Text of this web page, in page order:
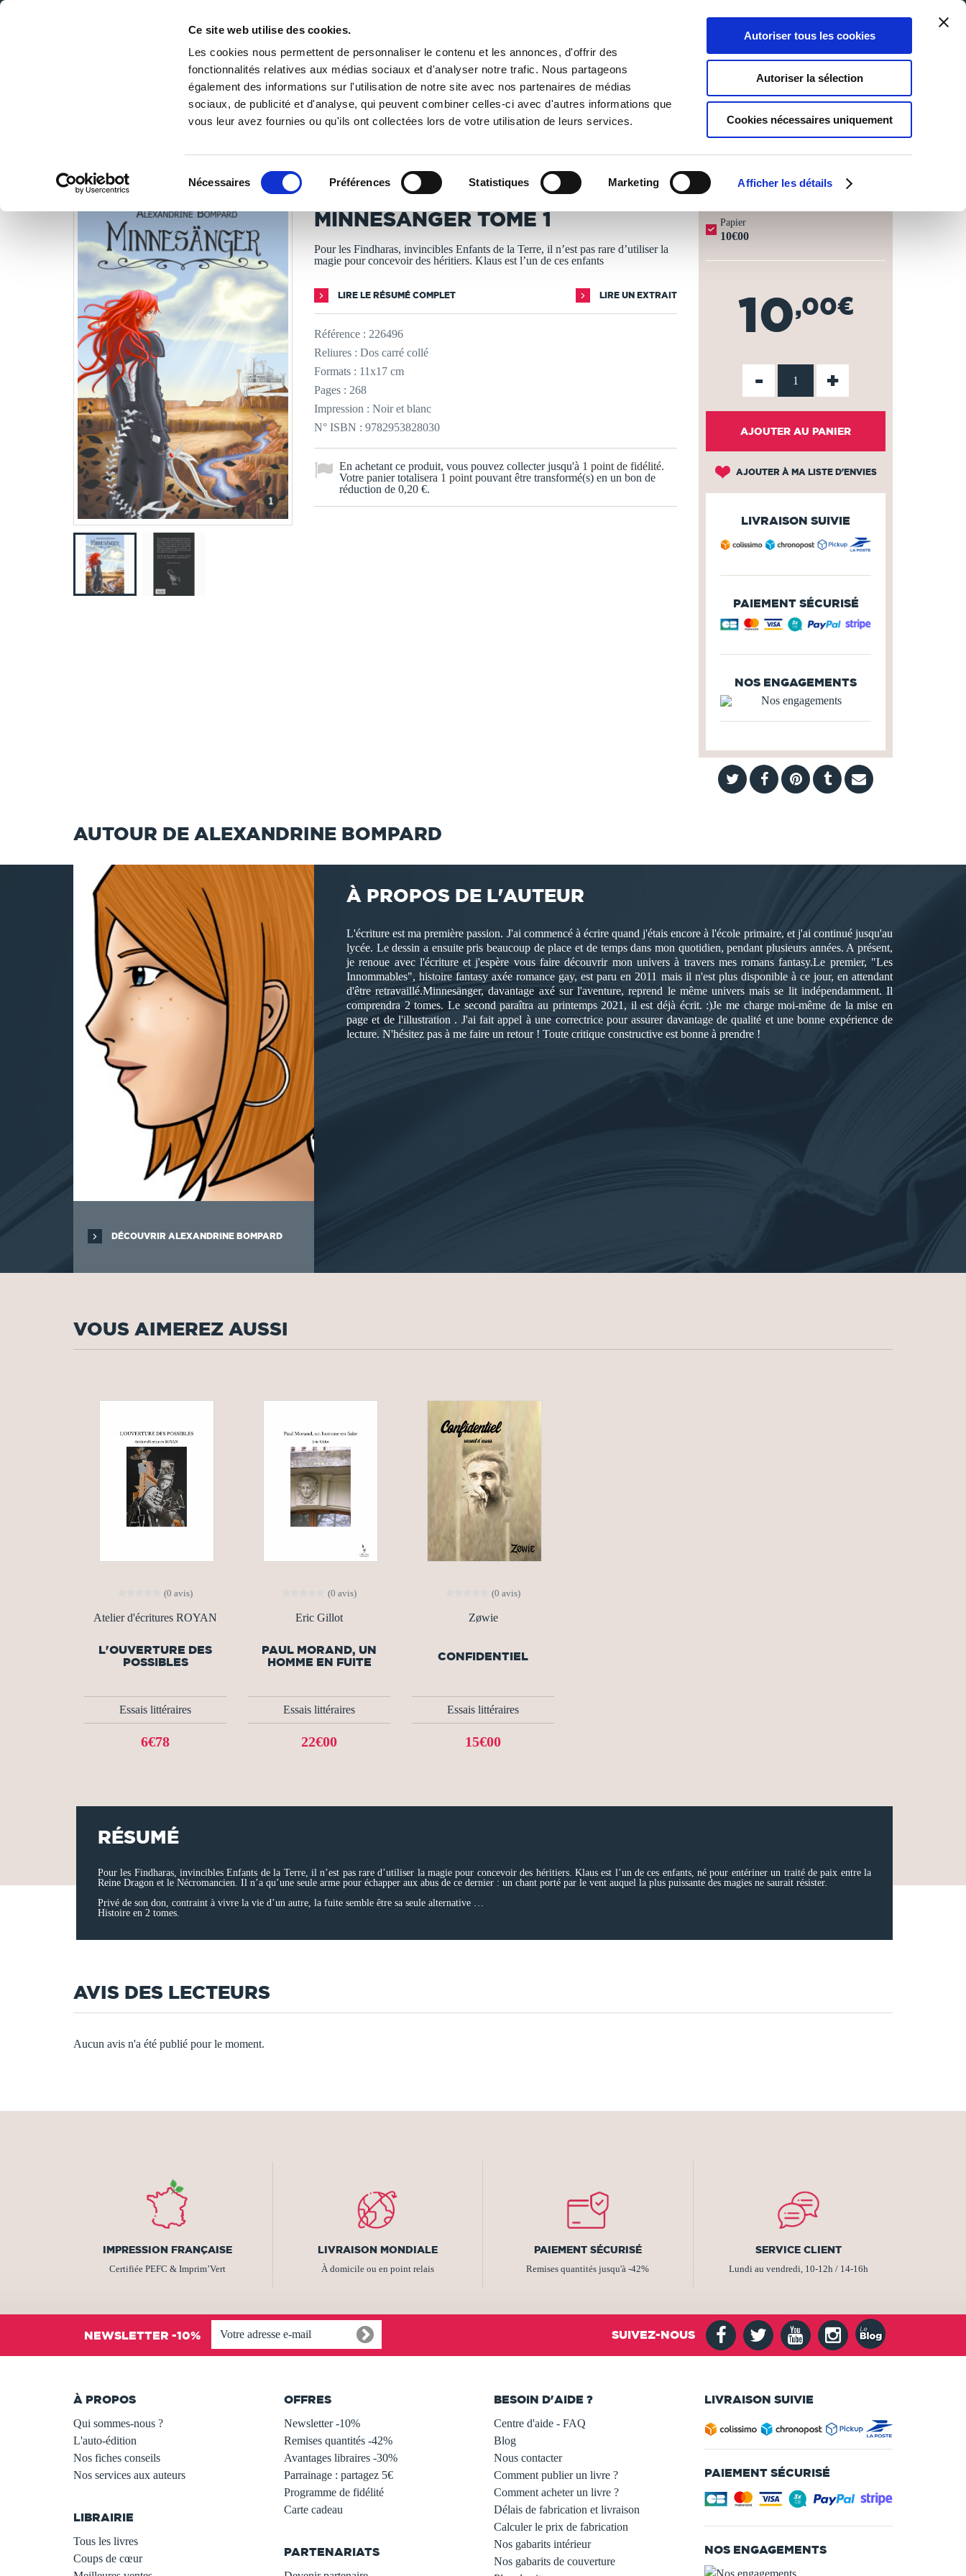
Ce site web utilise des cookies.
Les cookies nous permettent de personnaliser le contenu et les annonces, d'offrir des
fonctionnalités relatives aux médias sociaux et d'analyser notre trafic. Nous partageons
également des informations sur l'utilisation de notre site avec nos partenaires de médias
sociaux, de publicité et d'analyse, qui peuvent combiner celles-ci avec d'autres informations que
vous leur avez fournies ou qu'ils ont collectées lors de votre utilisation de leurs services.
Nécessaires Préférences Statistiques Marketing Afficher les détails
Autoriser tous les cookies
Autoriser la sélection
Cookies nécessaires uniquement
DE LA PAGE BLANCHE... AU BEST SELLER
0
Panier
0
Ma liste
Connexion
PUBLIER UN LIVRE LIBRAIRIE
/ Science-fiction & horreur / Fantastique / Minnesänger Tome 1
LES LIVRES SONT IMPRIMÉS À LA DEMANDE - DÉLAI ACTUEL : 3 À 5 JOURS OUVRÉS ⏱️
Alexandrine Bompard
MINNESÄNGER TOME 1
Pour les Findharas, invincibles Enfants de la Terre, il n’est pas rare d’utiliser la
magie pour concevoir des héritiers. Klaus est l’un de ces enfants
LIRE LE RÉSUMÉ COMPLET LIRE UN EXTRAIT
Référence : 226496
Reliures : Dos carré collé
Formats : 11x17 cm
Pages : 268
Impression : Noir et blanc
N° ISBN : 9782953828030
En achetant ce produit, vous pouvez collecter jusqu'à 1 point de fidélité.
Votre panier totalisera 1 point pouvant être transformé(s) en un bon de
réduction de 0,20 €.
Papier
10€00
10,00€
- +
AJOUTER AU PANIER
AJOUTER À MA LISTE D'ENVIES
LIVRAISON SUIVIE
PAIEMENT SÉCURISÉ
NOS ENGAGEMENTS
AUTOUR DE ALEXANDRINE BOMPARD
DÉCOUVRIR ALEXANDRINE BOMPARD
À PROPOS DE L'AUTEUR
L'écriture est ma première passion. J'ai commencé à écrire quand j'étais encore à l'école primaire, et j'ai continué jusqu'au
lycée. Le dessin a ensuite pris beaucoup de place et de temps dans mon quotidien, pendant plusieurs années. A présent,
je renoue avec l'écriture et j'espère vous faire découvrir mon univers à travers mes romans fantasy.Le premier, "Les
Innommables", histoire fantasy axée romance gay, est paru en 2011 mais il n'est plus disponible à ce jour, en attendant
d'être retravaillé.Minnesänger, davantage axé sur l'aventure, reprend le même univers mais se lit indépendamment. Il
comprendra 2 tomes. Le second paraîtra au printemps 2021, il est déjà écrit. :)Je me charge moi-même de la mise en
page et de l'illustration . J'ai fait appel à une correctrice pour assurer davantage de qualité et une bonne expérience de
lecture. N'hésitez pas à me faire un retour ! Toute critique constructive est bonne à prendre !
VOUS AIMEREZ AUSSI
(0 avis)
Atelier d'écritures ROYAN
L'OUVERTURE DES
POSSIBLES
Essais littéraires
6€78
(0 avis)
Eric Gillot
PAUL MORAND, UN
HOMME EN FUITE
Essais littéraires
22€00
(0 avis)
Zøwie
CONFIDENTIEL
Essais littéraires
15€00
RÉSUMÉ
Pour les Findharas, invincibles Enfants de la Terre, il n’est pas rare d’utiliser la magie pour concevoir des héritiers. Klaus est l’un de ces enfants, né pour entériner un traité de paix entre la
Reine Dragon et le Nécromancien. Il n’a qu’une seule arme pour échapper aux abus de ce dernier : un chant porté par le vent auquel la plus puissante des magies ne saurait résister.
Privé de son don, contraint à vivre la vie d’un autre, la fuite semble être sa seule alternative …
Histoire en 2 tomes.
AVIS DES LECTEURS
Aucun avis n'a été publié pour le moment.
IMPRESSION FRANÇAISE
Certifiée PEFC & Imprim’Vert
LIVRAISON MONDIALE
À domicile ou en point relais
PAIEMENT SÉCURISÉ
Remises quantités jusqu'à -42%
SERVICE CLIENT
Lundi au vendredi, 10-12h / 14-16h
NEWSLETTER -10% SUIVEZ-NOUS
À PROPOS
Qui sommes-nous ?
L'auto-édition
Nos fiches conseils
Nos services aux auteurs
LIBRAIRIE
Tous les livres
Coups de cœur
OFFRES
Newsletter -10%
Remises quantités -42%
Avantages libraires -30%
Parrainage : partagez 5€
Programme de fidélité
Carte cadeau
PARTENARIATS
BESOIN D'AIDE ?
Centre d'aide - FAQ
Blog
Nous contacter
Comment publier un livre ?
Comment acheter un livre ?
Délais de fabrication et livraison
Calculer le prix de fabrication
Nos gabarits intérieur
Nos gabarits de couverture
LIVRAISON SUIVIE
PAIEMENT SÉCURISÉ
NOS ENGAGEMENTS